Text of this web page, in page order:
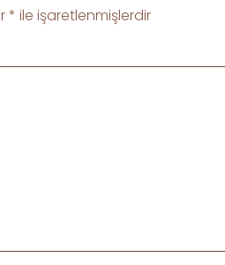
* ile işaretlenmişlerdir